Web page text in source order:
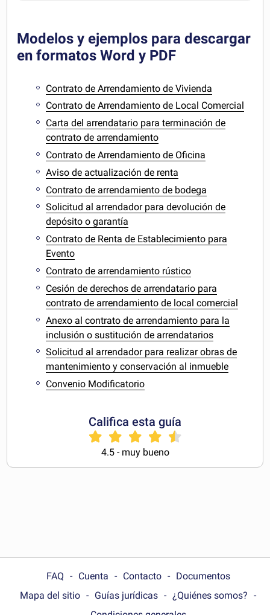
Modelos y ejemplos para descargar
en formatos Word y PDF
Contrato de Arrendamiento de Vivienda
Contrato de Arrendamiento de Local Comercial
Carta del arrendatario para terminación de
contrato de arrendamiento
Contrato de Arrendamiento de Oficina
Aviso de actualización de renta
Contrato de arrendamiento de bodega
Solicitud al arrendador para devolución de
depósito o garantía
Contrato de Renta de Establecimiento para
Evento
Contrato de arrendamiento rústico
Cesión de derechos de arrendatario para
contrato de arrendamiento de local comercial
Anexo al contrato de arrendamiento para la
inclusión o sustitución de arrendatarios
Solicitud al arrendador para realizar obras de
mantenimiento y conservación al inmueble
Convenio Modificatorio
Califica esta guía
4.5 - muy bueno
FAQ Cuenta Contacto
Documentos
Mapa del sitio
Guías jurídicas
¿Quiénes somos?